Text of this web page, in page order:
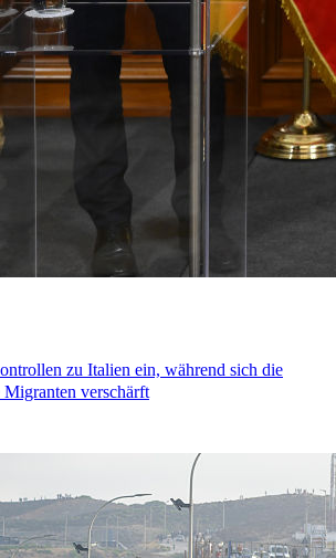
zu Italien ein, während sich die
verschärft